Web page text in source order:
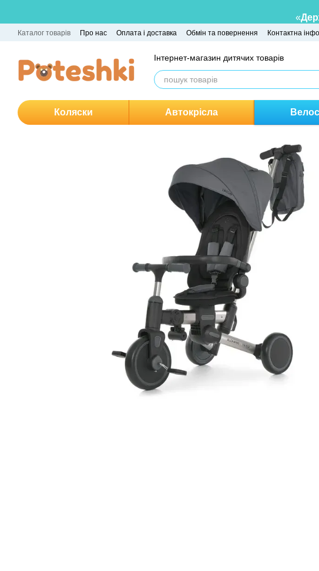
«
Каталог товарів Про нас Оплата і доставка Обмін та повернення Контактна
Інтернет-магазин дитячих товарів
Коляски Автокрісла